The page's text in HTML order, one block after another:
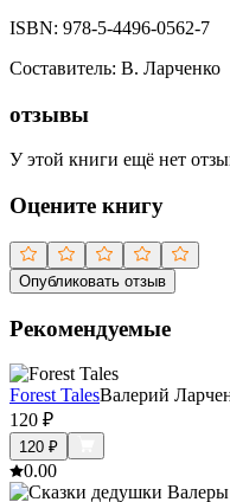
ISBN: 978-5-4496-0562-7
Составитель: В. Ларченко
отзывы
У этой книги ещё нет
Оцените книгу
Опубликовать отзыв
Рекомендуемые
Forest TalesВалерий
120 ₽
120 ₽
0.00